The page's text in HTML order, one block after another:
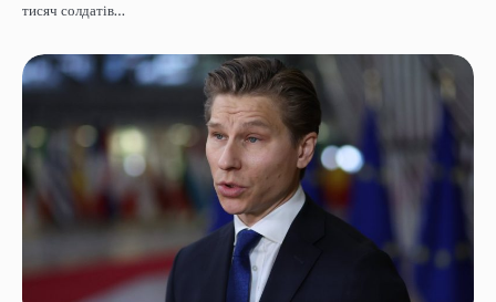
тисяч солдатів…